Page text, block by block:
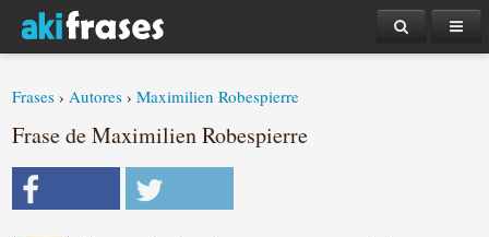
Frases ›Autores ›Maximilien Robespierre
Frase de Maximilien Robespierre